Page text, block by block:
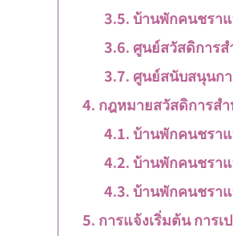
บ้านพักคนชรา
ศูนย์สวัสดิการ
ศูนย์สนับสนุนก
กฎหมายสวัสดิการส
บ้านพักคนชรา
บ้านพักคนชรา
บ้านพักคนชรา
การแจ้งเริ่มต้น การ